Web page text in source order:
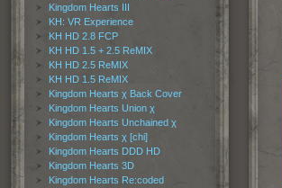
Kingdom Hearts III
KH: VR Experience
KH HD 2.8 FCP
KH HD 1.5 + 2.5 ReMIX
KH HD 2.5 ReMIX
KH HD 1.5 ReMIX
Kingdom Hearts χ Back Cover
Kingdom Hearts Union χ
Kingdom Hearts Unchained χ
Kingdom Hearts χ [chi]
Kingdom Hearts DDD HD
Kingdom Hearts 3D
Kingdom Hearts Re:coded